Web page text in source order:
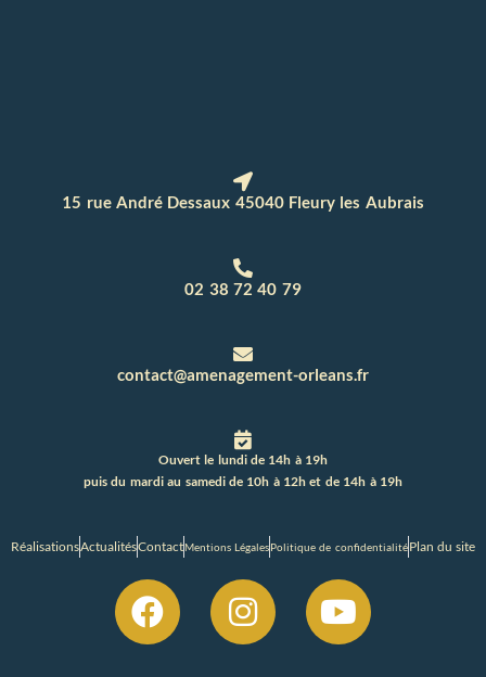
15 rue André Dessaux 45040 Fleury les Aubrais
02 38 72 40 79
contact@amenagement-orleans.fr
Ouvert le lundi de 14h à 19h
puis du mardi au samedi de 10h à 12h et de 14h à 19h
RéalisationsActualitésContactMentions LégalesPolitique de confidentialitéPlan du site